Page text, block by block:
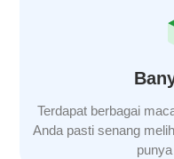
Terdapat berbagai
Anda pasti senang